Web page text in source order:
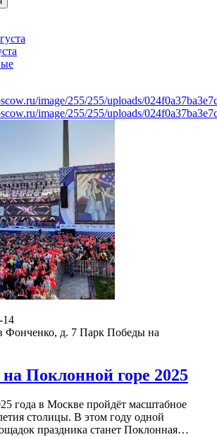
image/255/255/uploads/
image/255/255/uploads/
14
Фонченко, д. 7 Парк Победы на
на Поклонной горе 2025
года в Москве пройдёт масштабное
столицы. В этом году одной
праздника станет Поклонная…